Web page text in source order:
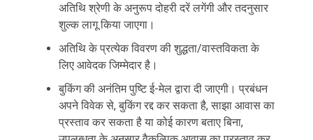
अतिथि श्रेणी के अनुरूप दोहरी दरें लगेंगी और तदनुसार
शुल्क लागू किया जाएगा।
अतिथि के प्रत्येक विवरण की शुद्धता/वास्तविकता के
लिए आवेदक जिम्मेदार है।
बुकिंग की अनंतिम पुष्टि ई-मेल द्वारा दी जाएगी। प्रबंधन
अपने विवेक से, बुकिंग रद्द कर सकता है, साझा आवास का
प्रस्ताव कर सकता है या कोई कारण बताए बिना,